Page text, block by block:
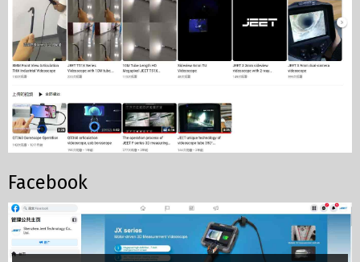
Facebook